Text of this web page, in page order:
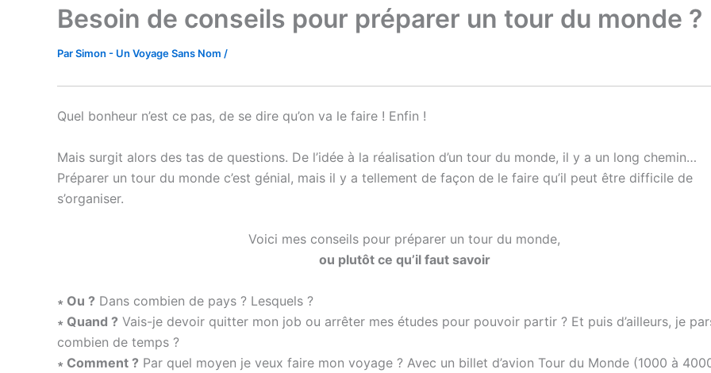
Besoin de conseils pour préparer un tour du monde ?
ParSimon - Un Voyage Sans Nom /
Quel bonheur n’est ce pas, de se dire qu’on va le faire ! Enfin !
Mais surgit alors des tas de questions. De l’idée à la réalisation d’un tour du monde, il y a un long chemin…
Préparer un tour du monde c’est génial, mais il y a tellement de façon de le faire qu’il peut être difficile de
s’organiser.
Voici mes conseils pour préparer un tour du monde,
ou plutôt ce qu’il faut savoir
∗ Ou ? Dans combien de pays ? Lesquels ?
∗ Quand ? Vais-je devoir quitter mon job ou arrêter mes études pour pouvoir partir ? Et puis d’ailleurs, je
combien de temps ?
∗ Comment ? Par quel moyen je veux faire mon voyage ? Avec un billet d’avion Tour du Monde (1000 à